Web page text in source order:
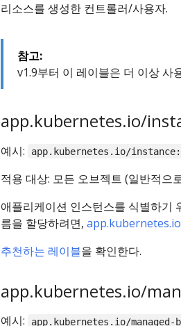
리소스를 생성한 컨트롤러/사용자.
참고:
v1.9부터 이 레이블은 더 이상 사
app.kubernetes.io/
예시: app.kubernetes.io/
적용 대상: 모든 오브젝트 (일반적으
애플리케이션 인스턴스를 식별하기
름을 할당하려면,
추천하는 레이블을 확인한다.
app.kubernetes.io/
예시: app.kubernetes.io/